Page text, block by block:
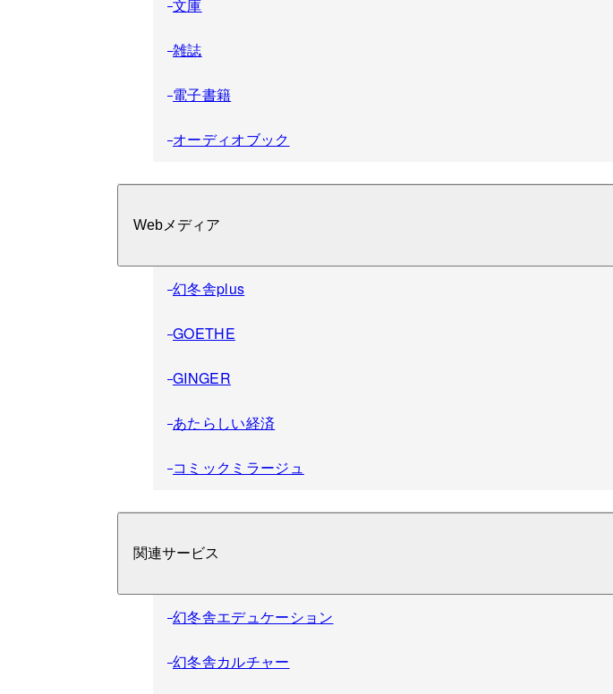
文庫
雑誌
電子書籍
オーディオブック
Webメディア
幻冬舎plus
GOETHE
GINGER
あたらしい経済
コミックミラージュ
関連サービス
幻冬舎エデュケーション
幻冬舎カルチャー